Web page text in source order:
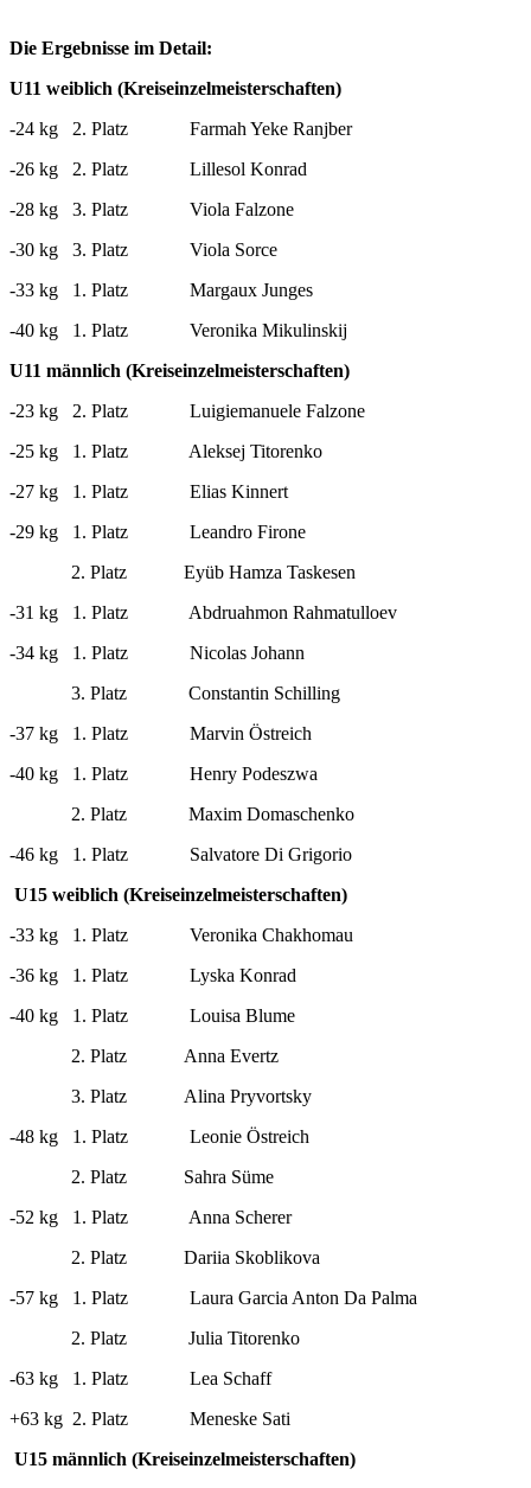
Die Ergebnisse im Detail:
U11 weiblich (Kreiseinzelmeisterschaften)
-24 kg 2. Platz Farmah Yeke Ranjber
-26 kg 2. Platz Lillesol Konrad
-28 kg 3. Platz Viola Falzone
-30 kg 3. Platz Viola Sorce
-33 kg 1. Platz Margaux Junges
-40 kg 1. Platz Veronika Mikulinskij
U11 männlich (Kreiseinzelmeisterschaften)
-23 kg 2. Platz Luigiemanuele Falzone
-25 kg 1. Platz Aleksej Titorenko
-27 kg 1. Platz Elias Kinnert
-29 kg 1. Platz Leandro Firone
2. Platz Eyüb Hamza Taskesen
-31 kg 1. Platz Abdruahmon Rahmatulloev
-34 kg 1. Platz Nicolas Johann
3. Platz Constantin Schilling
-37 kg 1. Platz Marvin Östreich
-40 kg 1. Platz Henry Podeszwa
2. Platz Maxim Domaschenko
-46 kg 1. Platz Salvatore Di Grigorio
U15 weiblich (Kreiseinzelmeisterschaften)
-33 kg 1. Platz Veronika Chakhomau
-36 kg 1. Platz Lyska Konrad
-40 kg 1. Platz Louisa Blume
2. Platz Anna Evertz
3. Platz Alina Pryvortsky
-48 kg 1. Platz Leonie Östreich
2. Platz Sahra Süme
-52 kg 1. Platz Anna Scherer
2. Platz Dariia Skoblikova
-57 kg 1. Platz Laura Garcia Anton Da Palma
2. Platz Julia Titorenko
-63 kg 1. Platz Lea Schaff
+63 kg 2. Platz Meneske Sati
U15 männlich (Kreiseinzelmeisterschaften)